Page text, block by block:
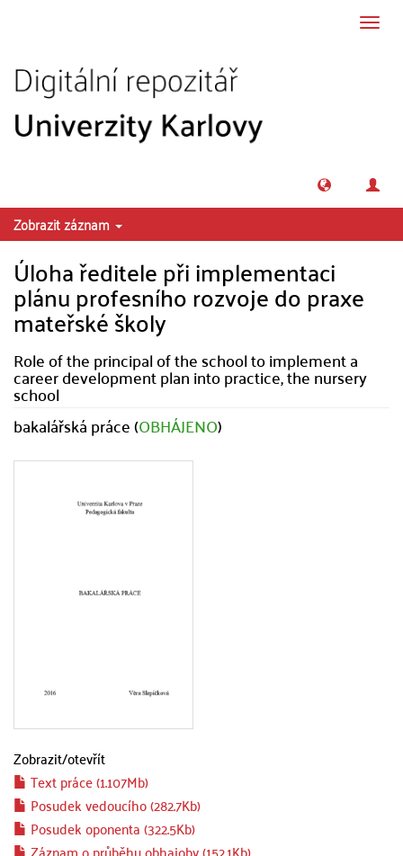
Zobrazit záznam
Úloha ředitele při implementaci
plánu profesního rozvoje do praxe
mateřské školy
Role of the principal of the school to implement a
career development plan into practice, the nursery
school
bakalářská práce (OBHÁJENO)
Zobrazit/otevřít
Text práce (1.107Mb)
Posudek vedoucího (282.7Kb)
Posudek oponenta (322.5Kb)